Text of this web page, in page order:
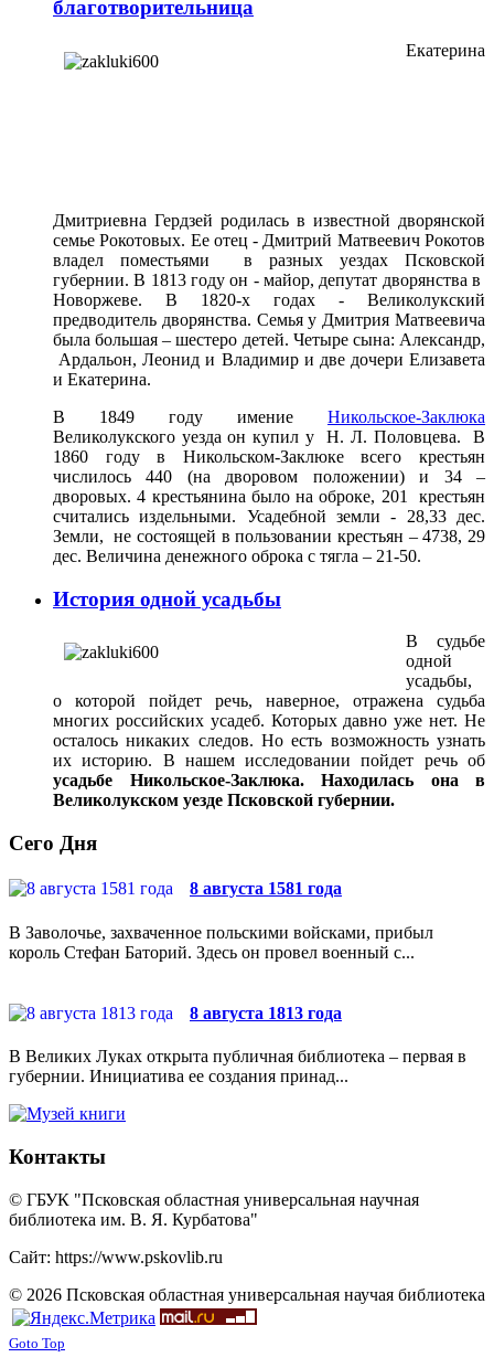
благотворительница
Екатерина
Дмитриевна Гердзей родилась в известной дворянской
семье Рокотовых. Ее отец - Дмитрий Матвеевич Рокотов
владел поместьями в разных уездах Псковской
губернии. В 1813 году он - майор, депутат дворянства в
Новоржеве. В 1820-х годах - Великолукский
предводитель дворянства. Семья у Дмитрия Матвеевича
была большая – шестеро детей. Четыре сына: Александр,
Ардальон, Леонид и Владимир и две дочери Елизавета
и Екатерина.
В 1849 году имение Никольское-Заклюка
Великолукского уезда он купил у Н. Л. Половцева. В
1860 году в Никольском-Заклюке всего крестьян
числилось 440 (на дворовом положении) и 34 –
дворовых. 4 крестьянина было на оброке, 201 крестьян
считались издельными. Усадебной земли - 28,33 дес.
Земли, не состоящей в пользовании крестьян – 4738, 29
дес. Величина денежного оброка с тягла – 21-50.
История одной усадьбы
В судьбе
одной
усадьбы,
о которой пойдет речь, наверное, отражена судьба
многих российских усадеб. Которых давно уже нет. Не
осталось никаких следов. Но есть возможность узнать
их историю. В нашем исследовании пойдет речь об
усадьбе Никольское-Заклюка. Находилась она в
Великолукском уезде Псковской губернии.
Сего Дня
8 августа 1581 года
В Заволочье, захваченное польскими войсками, прибыл
король Стефан Баторий. Здесь он провел военный с...
8 августа 1813 года
В Великих Луках открыта публичная библиотека – первая в
губернии. Инициатива ее создания принад...
Контакты
© ГБУК "Псковская областная универсальная научная
библиотека им. В. Я. Курбатова"
Сайт: https://www.pskovlib.ru
© 2026 Псковская областная универсальная научая библиотека
Goto Top